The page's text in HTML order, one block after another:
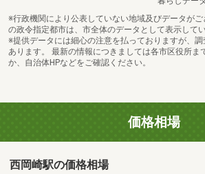
※行政機関により公表していない地域及びデータが
の政令指定都市は、市全体のデータとして表示してい
※提供データには細心の注意を払っておりますが、
あります。 最新の情報につきましては各市区役所ま
か、自治体HPなどをご確認ください。
価格相場
西岡崎駅の価格相場